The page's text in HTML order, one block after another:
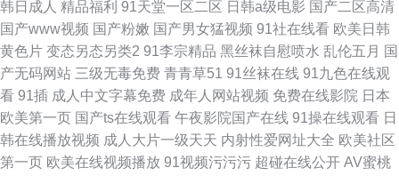
韩日成人 精品福利 91天堂一区二区 日韩a级电影 国产二区高清
国产www视频 国产粉嫩 国产男女猛视频 91社在线看 欧美日韩
黄色片 变态另态另类2 91李宗精品 黑丝袜自慰喷水 乱伦五月 国
产无码网站 三级无毒免费 青青草51 91丝袜在线 91九色在线观
看 91插 成人中文字幕免费 成年人网站视频 免费在线影院 日本
欧美第一页 国产ts在线观看 午夜影院国产在线 91操在线观看 日
韩在线播放视频 成人大片一级天天 内射性爱网址大全 欧美社区
第一页 欧美在线视频播放 91视频污污污 超碰在线公开 AV蜜桃